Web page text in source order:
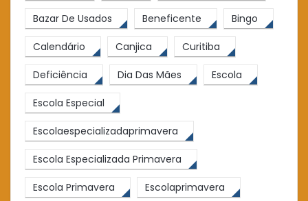
Bazar De Usados Beneficente Bingo
Calendário Canjica Curitiba
Deficiência Dia Das Mães Escola
Escola Especial
Escolaespecializadaprimavera
Escola Especializada Primavera
Escola Primavera Escolaprimavera